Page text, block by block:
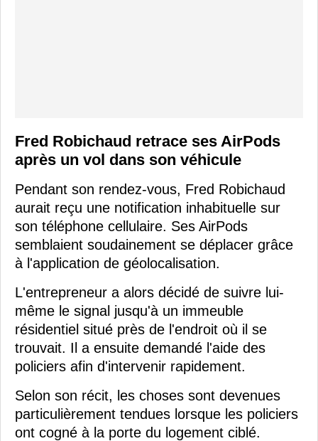
Fred Robichaud retrace ses AirPods
après un vol dans son véhicule
Pendant son rendez-vous, Fred Robichaud
aurait reçu une notification inhabituelle sur
son téléphone cellulaire. Ses AirPods
semblaient soudainement se déplacer grâce
à l'application de géolocalisation.
L'entrepreneur a alors décidé de suivre lui-
même le signal jusqu'à un immeuble
résidentiel situé près de l'endroit où il se
trouvait. Il a ensuite demandé l'aide des
policiers afin d'intervenir rapidement.
Selon son récit, les choses sont devenues
particulièrement tendues lorsque les policiers
ont cogné à la porte du logement ciblé.